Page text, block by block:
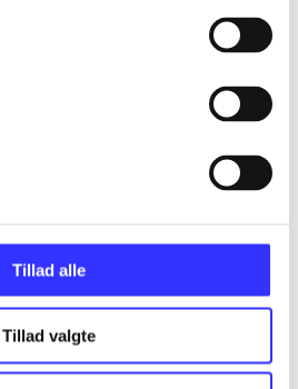
Tillad alle
Tillad valgte
star wars - hele sagaen
identiske. Hvad
i et velkendt
at finde det på